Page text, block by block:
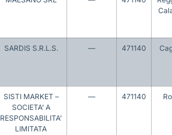
SARDIS S.R.L.S. — 471140
SISTI MARKET –
SOCIETA’ A
RESPONSABILITA’
LIMITATA
— 471140